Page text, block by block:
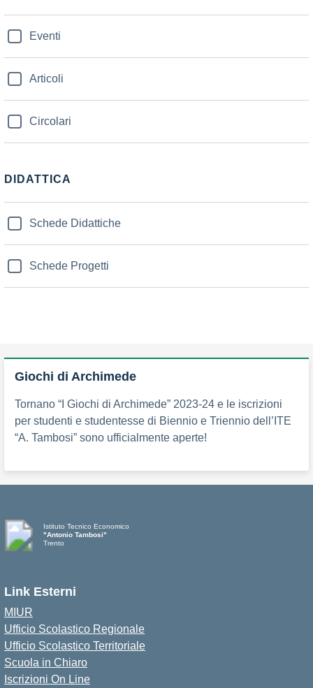
Eventi
Articoli
Circolari
DIDATTICA
Schede Didattiche
Schede Progetti
Giochi di Archimede
Tornano “I Giochi di Archimede” 2023-24 e le iscrizioni
per studenti e studentesse di Biennio e Triennio dell’ITE
“A. Tambosi” sono ufficialmente aperte!
Istituto Tecnico Economico
"Antonio Tambosi"
Trento
Link Esterni
MIUR
Ufficio Scolastico Regionale
Ufficio Scolastico Territoriale
Scuola in Chiaro
Iscrizioni On Line